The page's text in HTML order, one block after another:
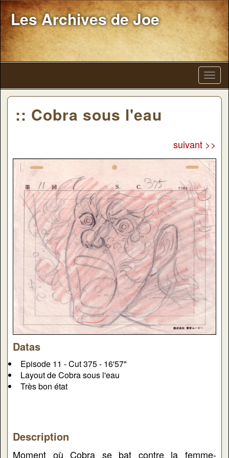
Les Archives de Joe
:: Cobra sous l'eau
suivant >>
Datas
Episode 11 - Cut 375 - 16'57"
Layout de Cobra sous l'eau
Très bon état
Description
Moment où Cobra se bat contre la femme-